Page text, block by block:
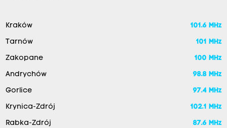
Kraków 101.6 MHz
Tarnów 101 MHz
Zakopane 100 MHz
Andrychów 98.8 MHz
Gorlice 97.4 MHz
Krynica-Zdrój 102.1 MHz
Rabka-Zdrój 87.6 MHz